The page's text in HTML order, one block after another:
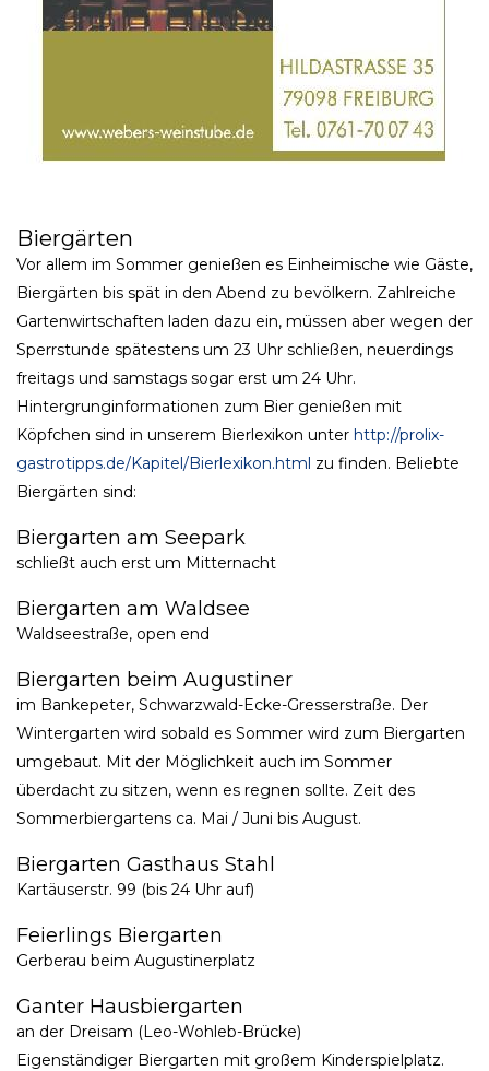
Biergärten
Vor allem im Sommer genießen es Einheimische wie Gäste,
Biergärten bis spät in den Abend zu bevölkern. Zahlreiche
Gartenwirtschaften laden dazu ein, müssen aber wegen der
Sperrstunde spätestens um 23 Uhr schließen, neuerdings
freitags und samstags sogar erst um 24 Uhr.
Hintergrunginformationen zum Bier genießen mit
Köpfchen sind in unserem Bierlexikon unter http://prolix-
gastrotipps.de/Kapitel/Bierlexikon.html zu finden. Beliebte
Biergärten sind:
Biergarten am Seepark
schließt auch erst um Mitternacht
Biergarten am Waldsee
Waldseestraße, open end
Biergarten beim Augustiner
im Bankepeter, Schwarzwald-Ecke-Gresserstraße. Der
Wintergarten wird sobald es Sommer wird zum Biergarten
umgebaut. Mit der Möglichkeit auch im Sommer
überdacht zu sitzen, wenn es regnen sollte. Zeit des
Sommerbiergartens ca. Mai / Juni bis August.
Biergarten Gasthaus Stahl
Kartäuserstr. 99 (bis 24 Uhr auf)
Feierlings Biergarten
Gerberau beim Augustinerplatz
Ganter Hausbiergarten
an der Dreisam (Leo-Wohleb-Brücke)
Eigenständiger Biergarten mit großem Kinderspielplatz.